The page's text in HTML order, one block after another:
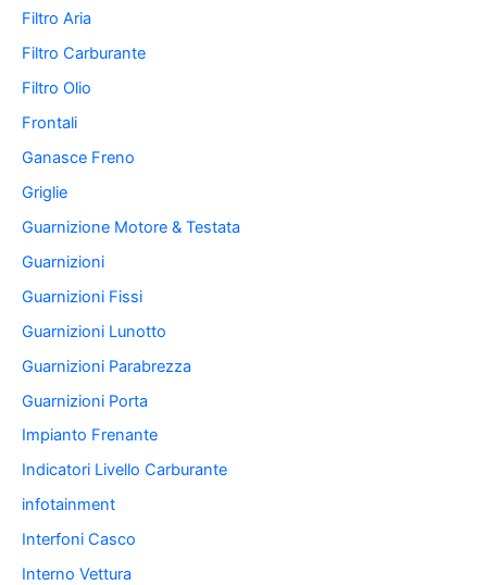
Filtro Aria
Filtro Carburante
Filtro Olio
Frontali
Ganasce Freno
Griglie
Guarnizione Motore & Testata
Guarnizioni
Guarnizioni Fissi
Guarnizioni Lunotto
Guarnizioni Parabrezza
Guarnizioni Porta
Impianto Frenante
Indicatori Livello Carburante
infotainment
Interfoni Casco
Interno Vettura